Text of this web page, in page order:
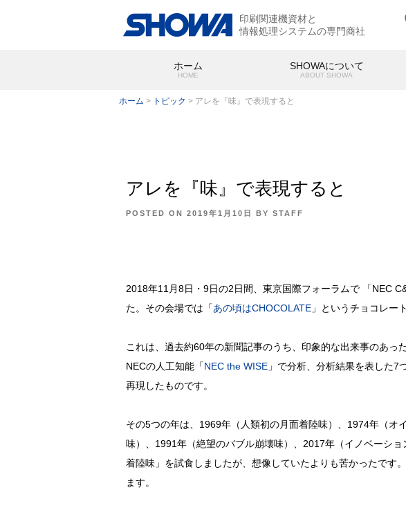
印刷関連機資材と
情報処理システムの専門商社
ホーム
HOME
SHOWAについて
ABOUT SHOWA
会社概要
ホーム > トピック > アレを『味』で表現すると
アレを『味』で表現すると
POSTED ON 2019年1月10日 BY STAFF
2018年11月8日・9日の2日間、東京国際フォーラムで 「NEC
た。その会場では「あの頃はCHOCOLATE 」というチョコレー
これは、過去約60年の新聞記事のうち、印象的な出来事のあっ
NECの人工知能「NEC the WISE 」で分析、分析結果を表した
再現したものです。
その5つの年は、1969年（人類初の月面着陸味）、1974年（オ
味）、1991年（絶望のバブル崩壊味）、2017年（イノベーシ
着陸味」を試食しましたが、想像していたよりも苦かったです
ます。